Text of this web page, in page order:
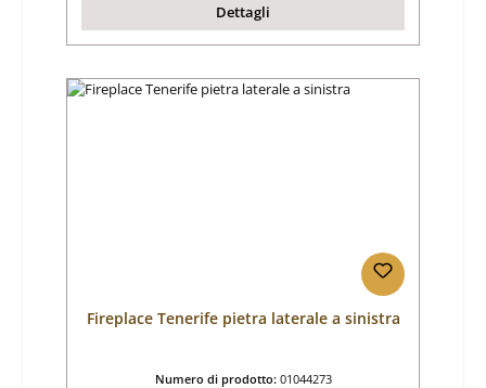
Dettagli
Fireplace Tenerife pietra laterale a sinistra
Numero di prodotto: 01044273